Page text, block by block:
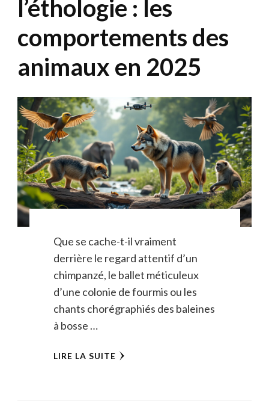
l’éthologie : les
comportements des
animaux en 2025
Que se cache-t-il vraiment
derrière le regard attentif d’un
chimpanzé, le ballet méticuleux
d’une colonie de fourmis ou les
chants chorégraphiés des baleines
à bosse …
LIRE LA SUITE